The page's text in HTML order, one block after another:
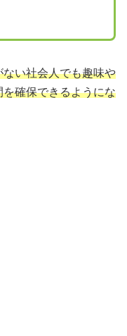
い社会人でも趣味や
確保できるようにな